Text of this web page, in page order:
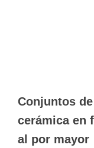
Conjuntos
cerámica en
al por mayor